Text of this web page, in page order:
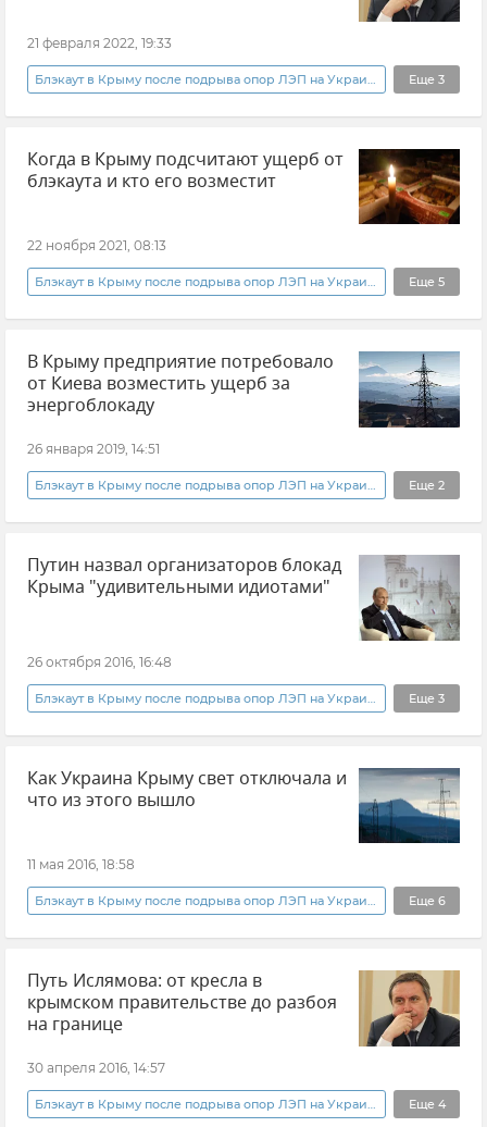
21 февраля 2022, 19:33
Еще 3
Энергосистема Крыма Крым
ГУП РК "Крымэнерго"
Когда в Крыму подсчитают ущерб от
блэкаута и кто его возместит
22 ноября 2021, 08:13
Еще 5
Блэкаут в Крыму после подрыва опор ЛЭП на Украине
Общество Крым Политика
Экономика Украина
В Крыму предприятие потребовало
от Киева возместить ущерб за
энергоблокаду
26 января 2019, 14:51
Еще 2
Новости Общество
Путин назвал организаторов блокад
Крыма "удивительными идиотами"
26 октября 2016, 16:48
Еще 3
Новости Общество
Форум ОНФ в Крыму
Как Украина Крыму свет отключала и
что из этого вышло
11 мая 2016, 18:58
Еще 6
Блэкаут в Крыму после подрыва опор ЛЭП на Украине
Политика В мире Новости
Общество Крымский энергомост
Энергосистема Крыма
Путь Ислямова: от кресла в
крымском правительстве до разбоя
на границе
30 апреля 2016, 14:57
Еще 4